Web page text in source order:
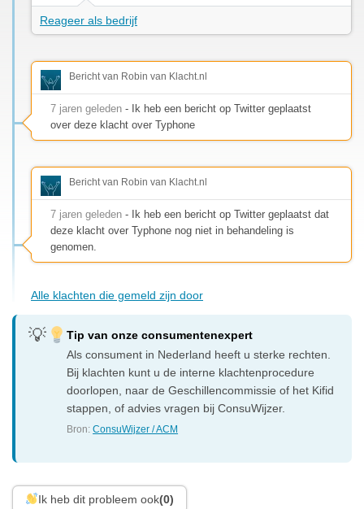
Reageer als bedrijf
Bericht van Robin van Klacht.nl
7 jaren geleden - Ik heb een bericht op Twitter geplaatst
over deze klacht over Typhone
Bericht van Robin van Klacht.nl
7 jaren geleden - Ik heb een bericht op Twitter geplaatst dat
deze klacht over Typhone nog niet in behandeling is
genomen.
Alle klachten die gemeld zijn door
Tip van onze consumentenexpert
Als consument in Nederland heeft u sterke rechten.
Bij klachten kunt u de interne klachtenprocedure
doorlopen, naar de Geschillencommissie of het Kifid
stappen, of advies vragen bij ConsuWijzer.
Bron:ConsuWijzer / ACM
Ik heb dit probleem ook(0)